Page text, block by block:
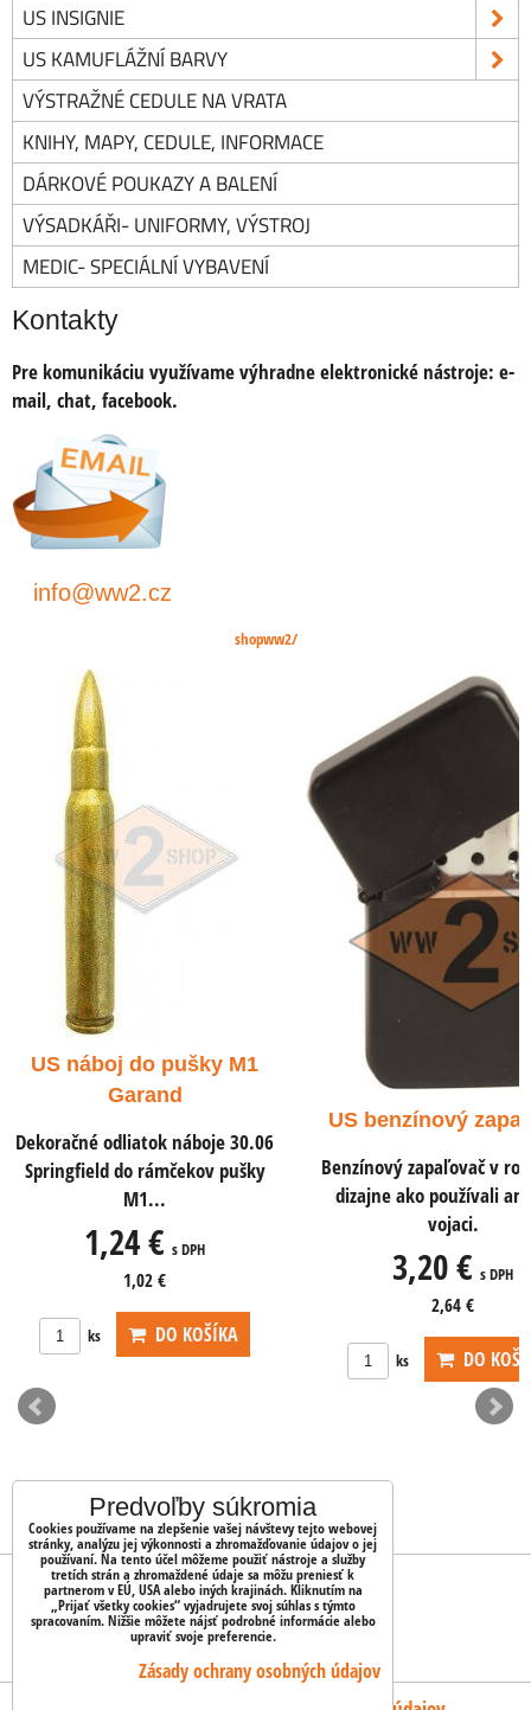
US INSIGNIE
US KAMUFLÁŽNÍ BARVY
VÝSTRAŽNÉ CEDULE NA VRATA
KNIHY, MAPY, CEDULE, INFORMACE
DÁRKOVÉ POUKAZY A BALENÍ
VÝSADKÁŘI- UNIFORMY, VÝSTROJ
MEDIC- SPECIÁLNÍ VYBAVENÍ
Kontakty
Pre komunikáciu využívame výhradne elektronické nástroje: e-
mail, chat, facebook.
info@ww2.cz
shopww2/
Benzínový zapaľovač v rovnakom
dizajne ako používali americkí
vojaci.
3,20 €
ks DO KOŠÍKA
US náboj .45
Dekoračné odliatok
ACP do pištolí a
0,78 € s
0,65 €
OBJEDNÁVKY
Stav objednávky
Predvoľby súkromia
Cookies používame na zlepšenie vašej návštevy tejto webovej
stránky, analýzu jej výkonnosti a zhromažďovanie údajov o jej
používaní. Na tento účel môžeme použiť nástroje a služby
tretích strán a zhromaždené údaje sa môžu preniesť k
partnerom v EÚ, USA alebo iných krajinách. Kliknutím na
„Prijať všetky cookies“ vyjadrujete svoj súhlas s týmto
spracovaním. Nižšie môžete nájsť podrobné informácie alebo
upraviť svoje preferencie.
Zásady ochrany osobných údajov